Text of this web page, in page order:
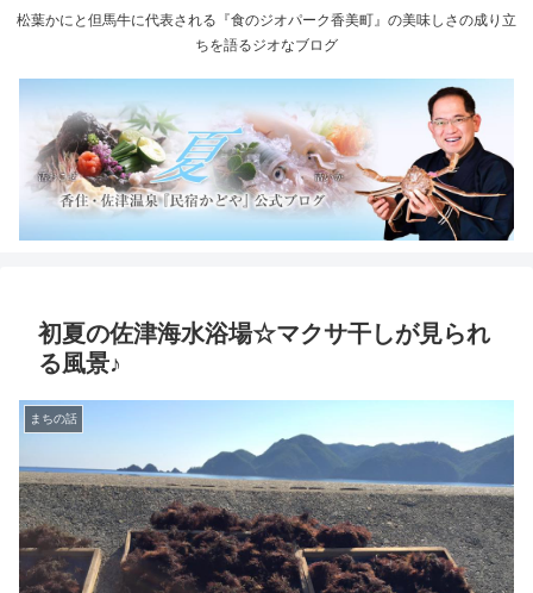
松葉かにと但馬牛に代表される『食のジオパーク香美町』の美味しさの成り立
ちを語るジオなブログ
初夏の佐津海水浴場☆マクサ干しが見られ
る風景♪
まちの話